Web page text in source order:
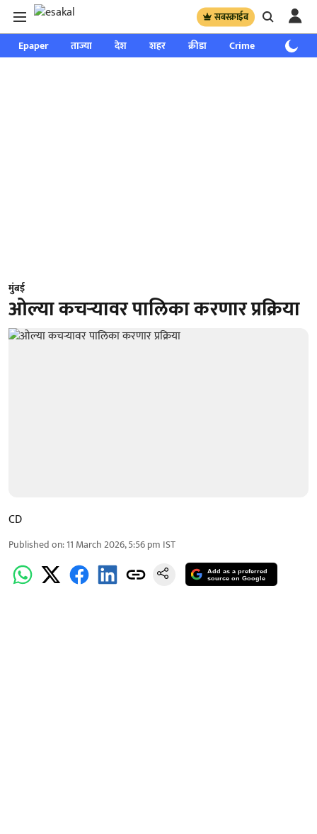
सबस्क्राईब
Epaper ताज्या देश शहर क्रीडा Crime साप्ताहिक
मुंबई
ओल्या कचऱ्यावर पालिका करणार प्रक्रिया
CD
Published on:11 March 2026, 5:56 pm IST
Add as a preferred
source on Google